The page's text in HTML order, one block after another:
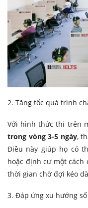
2. Tăng tốc quá trình
Với hình thức thi trên
trong vòng 3-5 ngày,
Điều này giúp họ có
hoặc định cư một
thời gian chờ đợi kéo
3. Đáp ứng xu hướng